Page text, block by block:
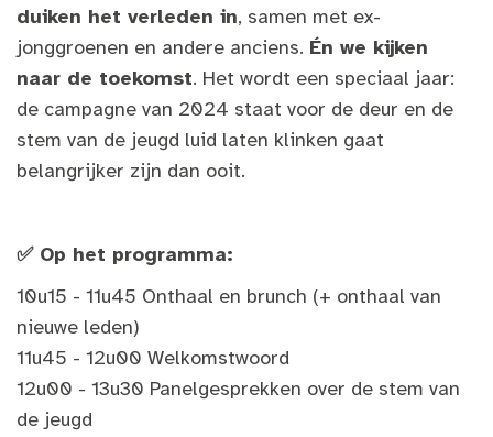
duiken het verleden in, samen met ex-
jonggroenen en andere anciens. Én we kijken
naar de toekomst. Het wordt een speciaal jaar:
de campagne van 2024 staat voor de deur en de
stem van de jeugd luid laten klinken gaat
belangrijker zijn dan ooit.
✅ Op het programma:
10u15 - 11u45 Onthaal en brunch (+ onthaal van
nieuwe leden)
11u45 - 12u00 Welkomstwoord
12u00 - 13u30 Panelgesprekken over de stem van
de jeugd